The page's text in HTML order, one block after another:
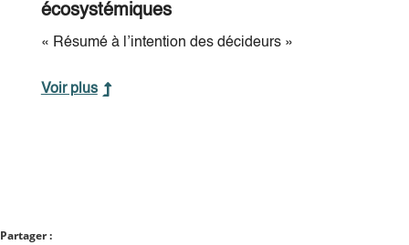
écosystémiques
« Résumé à l’intention des décideurs »
Voir plus
Partager :